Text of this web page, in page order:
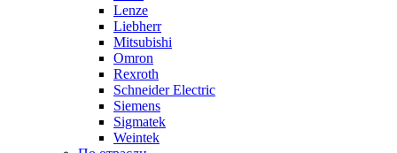
Lenze
Liebherr
Mitsubishi
Omron
Rexroth
Schneider Electric
Siemens
Sigmatek
Weintek